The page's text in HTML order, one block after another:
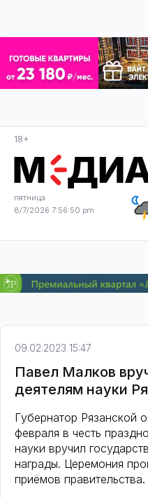
18+
пятница
8/7/2026 7:56:51 pm
09.02.2023 15:47
Павел Малков
деятелям науки
Губернатор Рязанской
февраля в честь
науки вручил
награды. Церемония
приёмов правительства.